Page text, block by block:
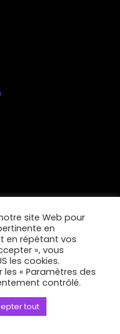
site Web pour
en
en répétant vos
», vous
les cookies.
« Paramètres des
contrôlé.
tout